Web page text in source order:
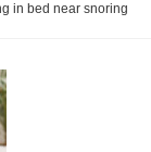
in bed near snoring